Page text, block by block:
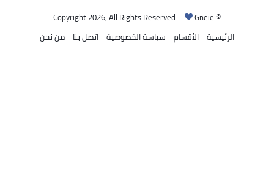
© Copyright 2026, All Rights Reserved |
Gneie
الرئيسية الأقسام سياسة الخصوصية اتصل بنا من نحن